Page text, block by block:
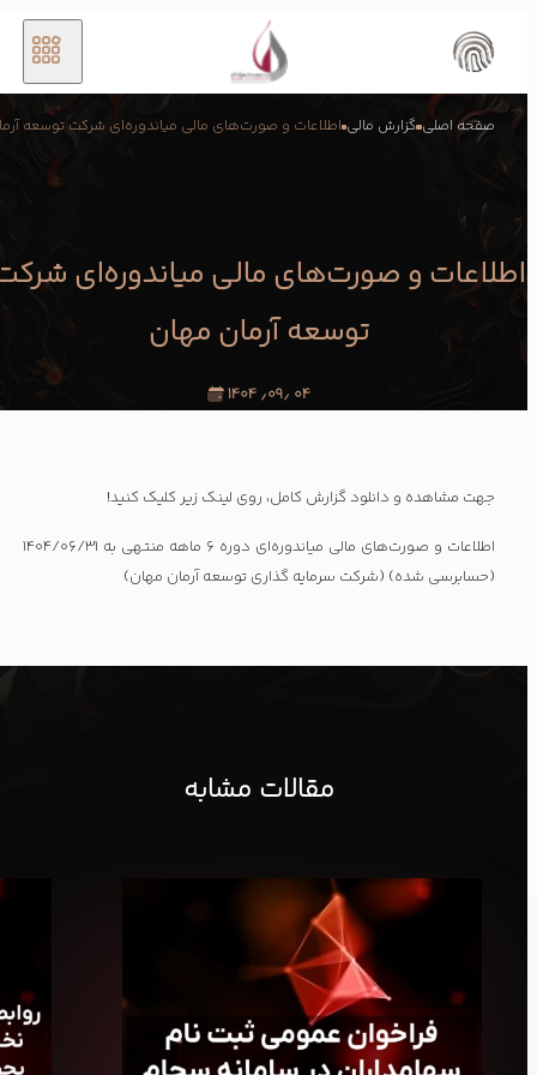
صفحه اصلی گزارش مالی اطلاعات و صورت‌های مالی میاندوره‌ای شرکت توسعه
اطلاعات و صورت‌های مالی میاندوره‌ای شرکت
توسعه آرمان مهان
۰۴ ٫۰۹٫ ۱۴۰۴
جهت مشاهده و دانلود گزارش کامل، روی لینک زیر کلیک کنید!
اطلاعات و صورت‌های مالی میاندوره‌ای دوره ۶ ماهه منتهی به ۱۴۰۴/۰۶/۳۱
(حسابرسی شده) (شرکت سرمایه گذاری توسعه آرمان مهان)
مقالات مشابه